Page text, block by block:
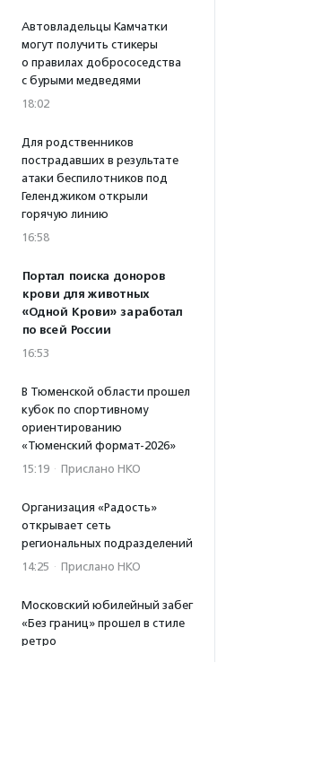
Автовладельцы Камчатки
могут получить стикеры
о правилах добрососедства
с бурыми медведями
18:02
Для родственников
пострадавших в результате
атаки беспилотников под
Геленджиком открыли
горячую линию
16:58
Портал поиска доноров
крови для животных
«Одной Крови» заработал
по всей России
16:53
В Тюменской области прошел
кубок по спортивному
ориентированию
«Тюменский формат-2026»
15:19 · Прислано НКО
Организация «Радость»
открывает сеть
региональных подразделений
14:25 · Прислано НКО
Московский юбилейный забег
«Без границ» прошел в стиле
ретро